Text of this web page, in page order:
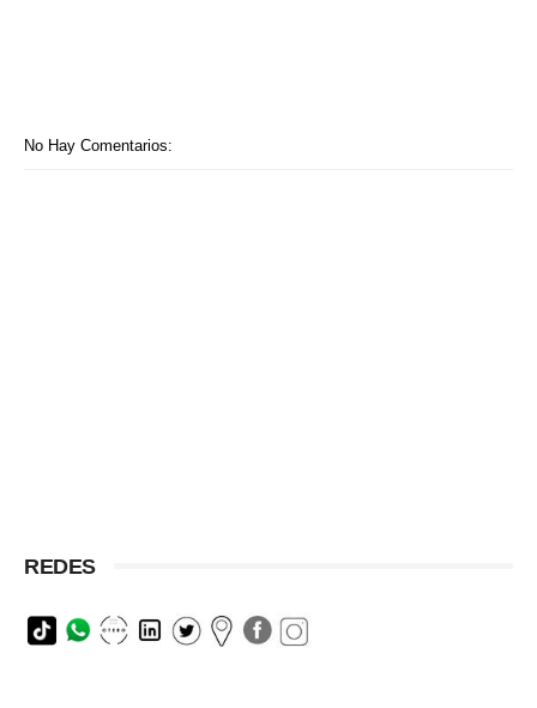
No Hay Comentarios:
REDES